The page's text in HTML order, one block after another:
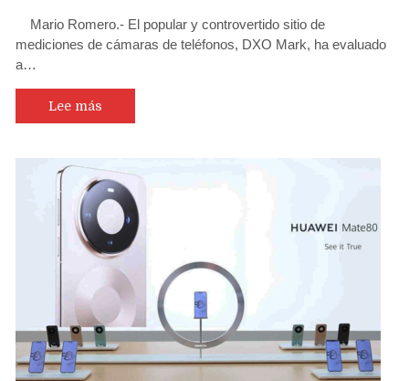
Mario Romero.- El popular y controvertido sitio de
mediciones de cámaras de teléfonos, DXO Mark, ha evaluado
a…
Lee más